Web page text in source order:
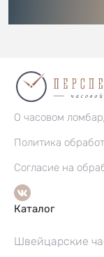
О часовом
Политика
Согласие на
Каталог
Швейцарские